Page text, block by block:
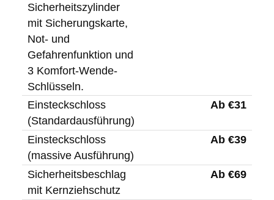
Sicherheitszylinder
mit Sicherungskarte,
Not- und
Gefahrenfunktion und
3 Komfort-Wende-
Schlüsseln.
Einsteckschloss
(Standardausführung)
Ab €31
Einsteckschloss
(massive Ausführung)
Ab €39
Sicherheitsbeschlag
mit Kernziehschutz
Ab €69